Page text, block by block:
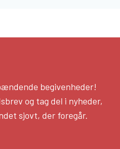
begivenheder!
og tag del i nyheder,
sjovt, der foregår.